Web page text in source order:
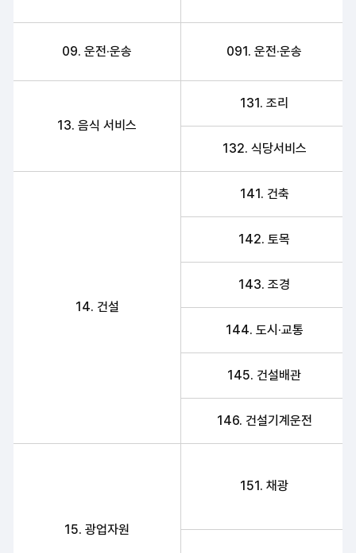
09. 운전·운송 091. 운전·운송
13. 음식 서비스
131. 조리
132. 식당서비스
14. 건설
141. 건축
142. 토목
143. 조경
144. 도시·교통
145. 건설배관
146. 건설기계운전
15. 광업자원
151. 채광